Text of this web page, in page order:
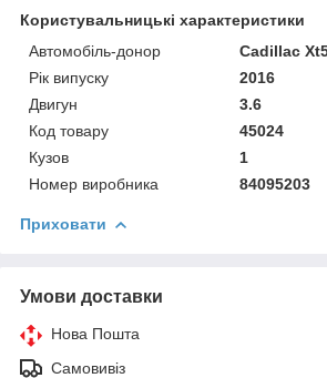
Користувальницькі характеристики
Автомобіль-донор
Cadillac
Рік випуску
2016
Двигун
3.6
Код товару
45024
Кузов
1
Номер виробника
84095203
Приховати
Умови доставки
Нова Пошта
Самовивіз